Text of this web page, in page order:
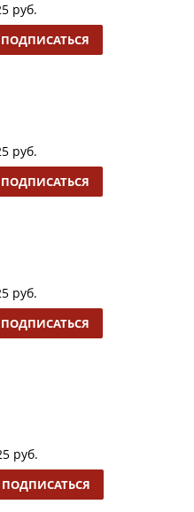
руб.
ПОДПИСАТЬСЯ
руб.
ПОДПИСАТЬСЯ
руб.
ПОДПИСАТЬСЯ
руб.
ПОДПИСАТЬСЯ